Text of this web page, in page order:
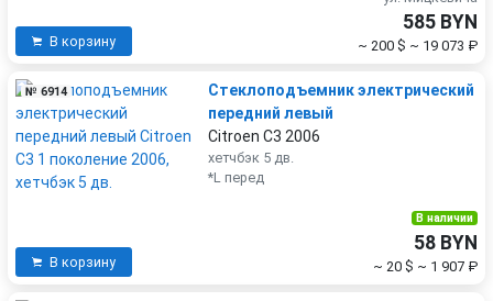
В корзину
585 BYN
~ 200 $ ~ 19 073 ₽
№ 6914
Стеклоподъемник электрический
передний левый
Citroen C3 2006
хетчбэк 5 дв.
*L перед
В корзину
В наличии
58 BYN
~ 20 $ ~ 1 907 ₽